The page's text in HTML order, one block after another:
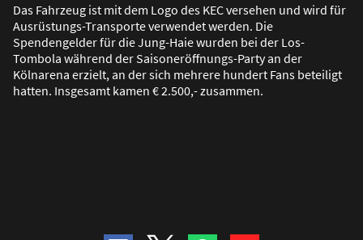
Das Fahrzeug ist mit dem Logo des KEC versehen und wird für
Ausrüstungs-Transporte verwendet werden. Die
Spendengelder für die Jung-Haie wurden bei der Los-
Tombola während der Saisoneröffnungs-Party an der
Kölnarena erzielt, an der sich mehrere hundert Fans beteiligt
hatten. Insgesamt kamen € 2.500,- zusammen.